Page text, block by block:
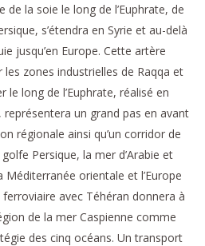
de la soie le long de l’Euphrate, de
s’étendra en Syrie et au-delà
jusqu’en Europe. Cette artère
zones industrielles de Raqqa et
le long de l’Euphrate, réalisé en
représentera un grand pas en avant
régionale ainsi qu’un corridor de
Persique, la mer d’Arabie et
Méditerranée orientale et l’Europe
avec Téhéran donnera à
de la mer Caspienne comme
des cinq océans. Un transport